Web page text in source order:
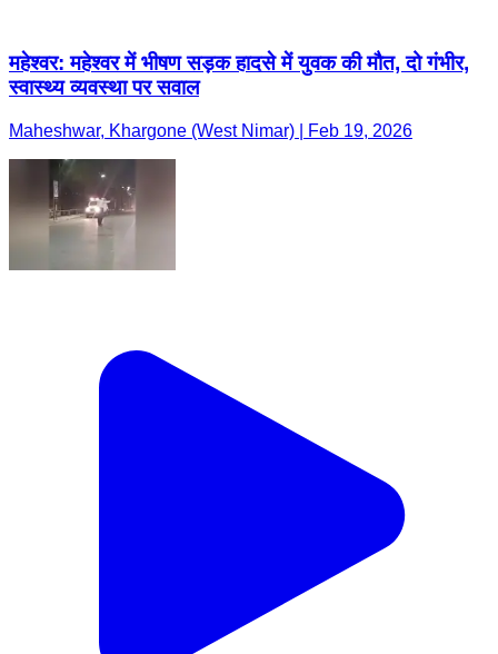
महेश्वर: महेश्वर में भीषण सड़क हादसे में युवक की मौत, दो गंभीर,
स्वास्थ्य व्यवस्था पर सवाल
Maheshwar, Khargone (West Nimar) | Feb 19, 2026